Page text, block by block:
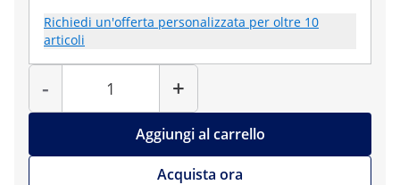
Richiedi un'offerta personalizzata per oltre 10
articoli
-
Quantità
+
Aggiungi al carrello
Acquista ora